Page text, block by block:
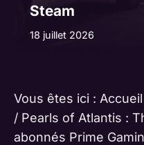
Steam
18 juillet 2026
Vous êtes ici : Accueil
/ Pearls of Atlantis :
abonnés Prime